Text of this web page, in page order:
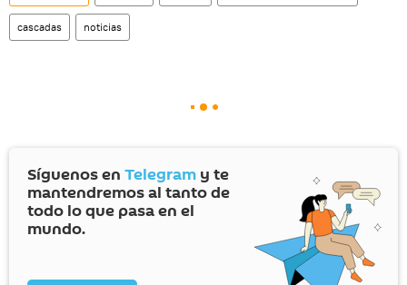
cascadas noticias
Síguenos en Telegram y te
mantendremos al tanto de
todo lo que pasa en el
mundo.